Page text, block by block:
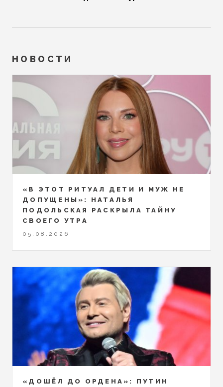
НОВОСТИ
«В ЭТОТ РИТУАЛ ДЕТИ И МУЖ НЕ
ДОПУЩЕНЫ»: НАТАЛЬЯ
ПОДОЛЬСКАЯ РАСКРЫЛА ТАЙНУ
СВОЕГО УТРА
05.08.2026
«ДОШЁЛ ДО ОРДЕНА»: ПУТИН